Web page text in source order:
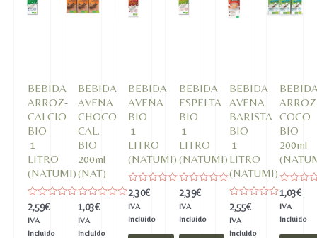
BEBIDA
ARROZ-
CALCIO
BIO
1
LITRO
(NATUMI)
Valorado
en
0
de
2,59€
IVA
Incluido
BEBIDA
AVENA
CHOCO
CAL.
BIO
200ml
(NAT)
Valorado
en
0
de
1,03€
IVA
Incluido
BEBIDA
AVENA
BIO
1
LITRO
(NATUMI)
Valorado
en
0
de
2,30€
IVA
Incluido
BEBIDA
ESPELTA
BIO
1
LITRO
(NATUMI)
Valorado
en
0
de
2,39€
IVA
Incluido
BEBIDA
AVENA
BARISTA
BIO
1
LITRO
(NATUMI)
Valorado
en
0
de
2,55€
IVA
Incluido
ARROZ
COCO
BIO
200ml
Valorado
en
0
de
1,03€
IVA
Incluido